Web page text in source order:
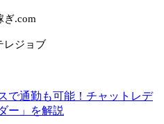
ぎ.com
レジョブ